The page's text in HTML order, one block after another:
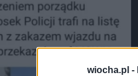
wiocha.pl -